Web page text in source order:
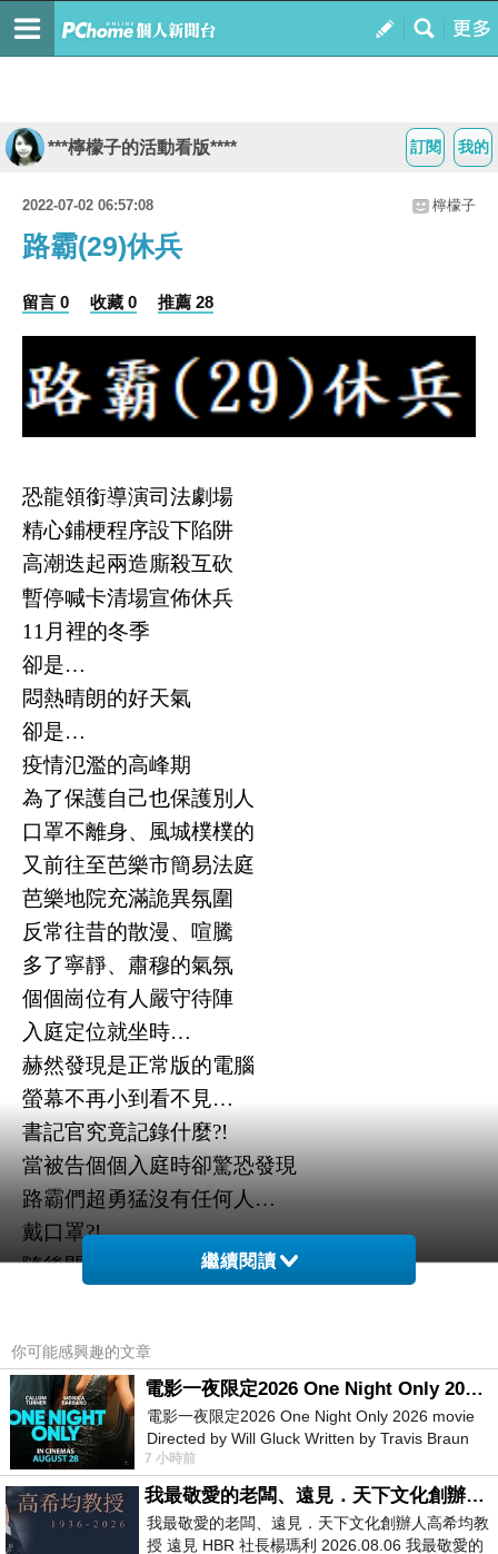
我的
訂閱
***檸檬子的活動看版****
2022-07-02 06:57:08 檸檬子
路霸(29)休兵
留言 0 收藏 0 推薦 28
恐龍領銜導演司法劇場
精心鋪梗程序設下陷阱
高潮迭起兩造廝殺互砍
暫停喊卡清場宣佈休兵
11月裡的冬季
卻是…
悶熱晴朗的好天氣
卻是…
疫情氾濫的高峰期
為了保護自己也保護別人
口罩不離身、風城樸樸的
又前往至芭樂市簡易法庭
芭樂地院充滿詭異氛圍
反常往昔的散漫、喧騰
多了寧靜、肅穆的氣氛
個個崗位有人嚴守待陣
入庭定位就坐時…
赫然發現是正常版的電腦
螢幕不再小到看不見…
書記官究竟記錄什麼?!
當被告個個入庭時卻驚恐發現
路霸們超勇猛沒有任何人 …
戴口罩?!
隨後開庭
我(不滿):無法接受誤差甚大的成果圖!
法官(打開投影機): 卷宗149頁就是指違章建築查報
單附註
數量或面積為概估數如有錯誤仍
應以實
際違建面積為準!看見沒?!
繼續閱讀
你可能感興趣的文章
電影一夜限定2026 One Night Only 2026 movie
電影一夜限定2026 One Night Only 2026 movie
Directed by Will Gluck Written by Travis Braun
Starring Monica Barbaro
7 小時前
我最敬愛的老闆、遠見．天下文化創辦人高希均教授
我最敬愛的老闆、遠見．天下文化創辦人高希均教
授 遠見 HBR 社長楊瑪利 2026.08.06 我最敬愛的